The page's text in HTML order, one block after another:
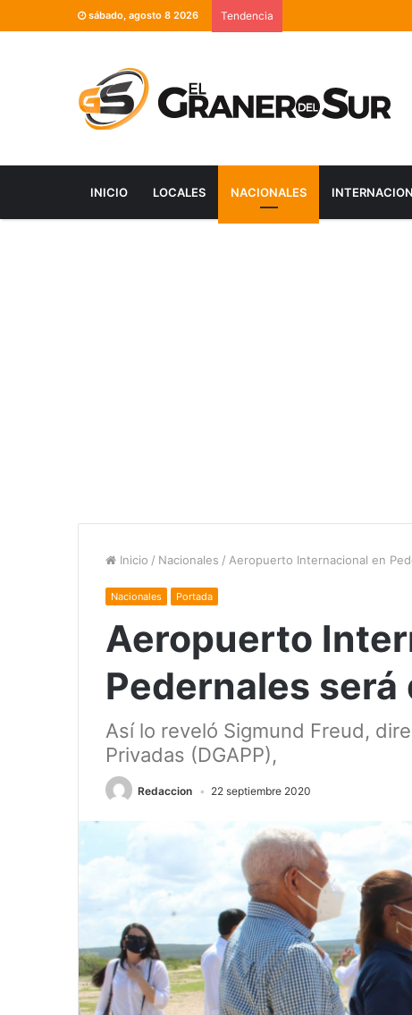
sábado, agosto 8 2026 Tendencia
INICIO LOCALES NACIONALES
Inicio / Nacionales / Aeropuerto Internacional en
Nacionales Portada
Aeropuerto
Pedernales
Así lo reveló Sigmund Freud,
Privadas (DGAPP),
Redaccion 22 septiembre 2020